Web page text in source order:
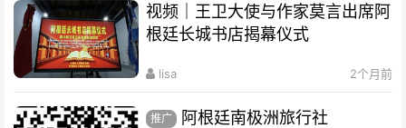
视频｜王卫大使与作家莫言出席阿
根廷长城书店揭幕仪式
lisa 2个月前
推广 阿根廷南极洲旅行社